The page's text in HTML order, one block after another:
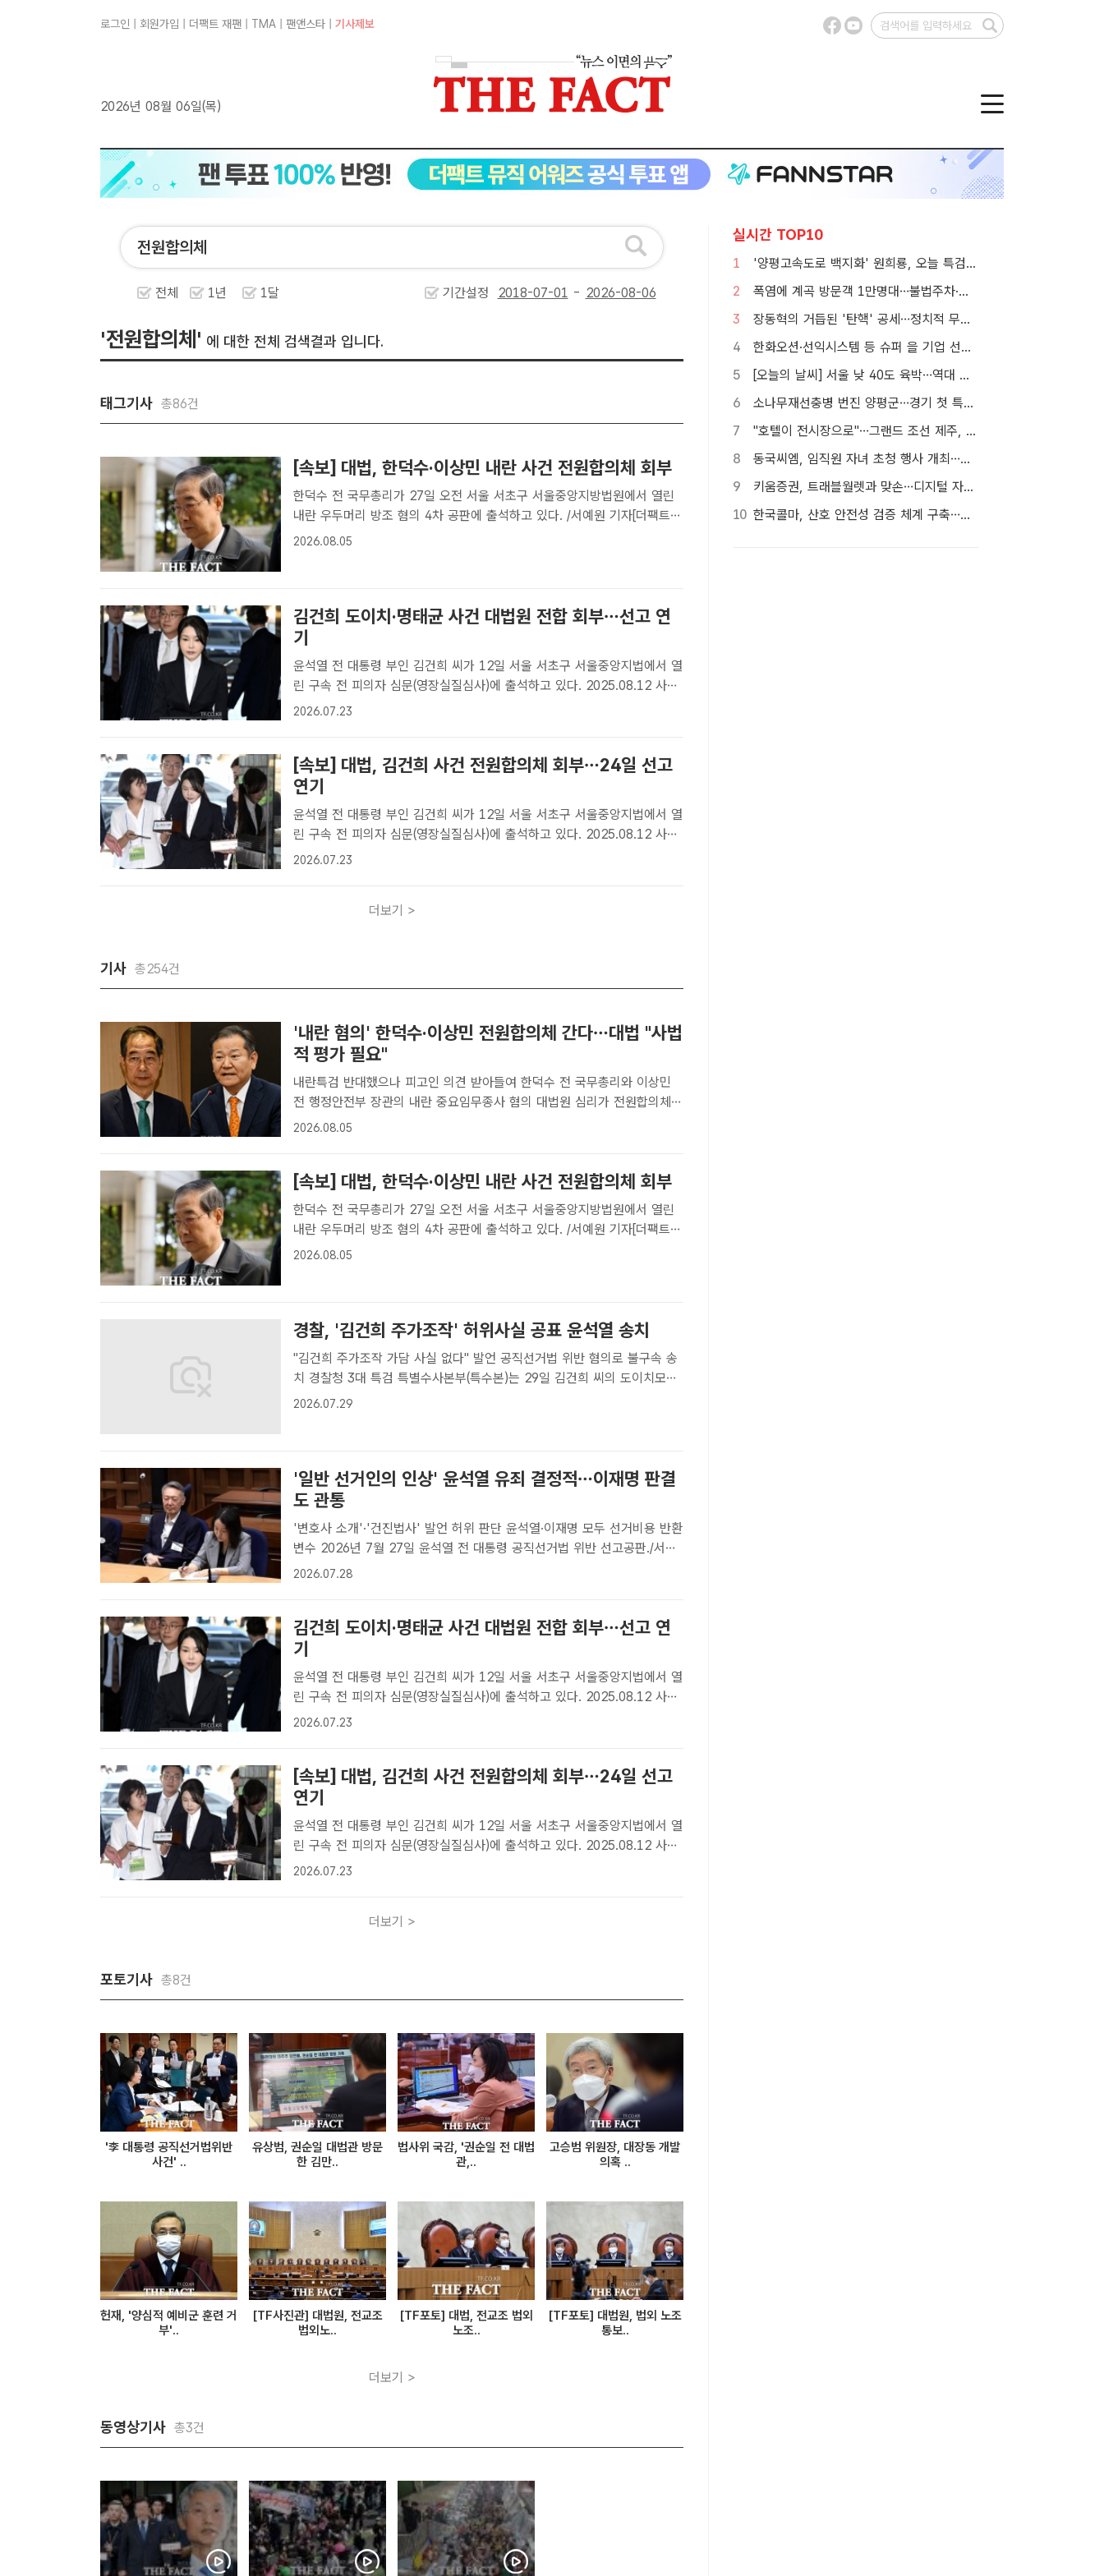
로그인 회원가입 더팩트 재팬 TMA 팬앤스타 기사제보
2026년 08월 06일(목)
전체 1년 1달 기간설정 -
'전원합의체' 에 대한 전체 검색결과 입니다.
태그기사 총86건
[속보] 대법, 한덕수·이상민 내란 사건 전원합의체 회부
한덕수 전 국무총리가 27일 오전 서울 서초구 서울중앙지방법원에서 열린
내란 우두머리 방조 혐의 4차 공판에 출석하고 있다. /서예원 기자[더팩트ㅣ
장우성 기자] 대법원은 내란 중요임무 종사 혐의로 기소된 한덕수 전 국무총
2026.08.05
김건희 도이치·명태균 사건 대법원 전합 회부…선고 연
기
윤석열 전 대통령 부인 김건희 씨가 12일 서울 서초구 서울중앙지법에서 열
린 구속 전 피의자 심문(영장실질심사)에 출석하고 있다. 2025.08.12 사진
공동취재단[더팩트ㅣ장우성 기자] 김건희 여사의 도이치모터스 주가조작·명
2026.07.23
[속보] 대법, 김건희 사건 전원합의체 회부…24일 선고
연기
윤석열 전 대통령 부인 김건희 씨가 12일 서울 서초구 서울중앙지법에서 열
린 구속 전 피의자 심문(영장실질심사)에 출석하고 있다. 2025.08.12 사진
공동취재단[더팩트ㅣ장우성 기자] 대법원은 김건희 여사의 자본시장법 위반
2026.07.23
더보기 >
기사 총254건
'내란 혐의' 한덕수·이상민 전원합의체 간다…대법 "사법
적 평가 필요"
내란특검 반대했으나 피고인 의견 받아들여 한덕수 전 국무총리와 이상민
전 행정안전부 장관의 내란 중요임무종사 혐의 대법원 심리가 전원합의체에
서 심리된다./더팩트DB[더팩트ㅣ설상미 기자] 내란 중요임무 종사 혐의로
2026.08.05
[속보] 대법, 한덕수·이상민 내란 사건 전원합의체 회부
한덕수 전 국무총리가 27일 오전 서울 서초구 서울중앙지방법원에서 열린
내란 우두머리 방조 혐의 4차 공판에 출석하고 있다. /서예원 기자[더팩트ㅣ
장우성 기자] 대법원은 내란 중요임무 종사 혐의로 기소된 한덕수 전 국무총
2026.08.05
경찰, '김건희 주가조작' 허위사실 공표 윤석열 송치
"김건희 주가조작 가담 사실 없다" 발언 공직선거법 위반 혐의로 불구속 송
치 경찰청 3대 특검 특별수사본부(특수본)는 29일 김건희 씨의 도이치모터
스 주가조작 관여 의혹 관련 허위사실을 공표한 윤석열 전 대통령을 공직선
2026.07.29
'일반 선거인의 인상' 윤석열 유죄 결정적…이재명 판결
도 관통
'변호사 소개'·'건진법사' 발언 허위 판단 윤석열·이재명 모두 선거비용 반환
변수 2026년 7월 27일 윤석열 전 대통령 공직선거법 위반 선고공판./서울
중앙지법[더팩트ㅣ설상미 기자] '일반 선거인의 인상'이 윤석열 전 대통령의
2026.07.28
김건희 도이치·명태균 사건 대법원 전합 회부…선고 연
기
윤석열 전 대통령 부인 김건희 씨가 12일 서울 서초구 서울중앙지법에서 열
린 구속 전 피의자 심문(영장실질심사)에 출석하고 있다. 2025.08.12 사진
공동취재단[더팩트ㅣ장우성 기자] 김건희 여사의 도이치모터스 주가조작·명
2026.07.23
[속보] 대법, 김건희 사건 전원합의체 회부…24일 선고
연기
윤석열 전 대통령 부인 김건희 씨가 12일 서울 서초구 서울중앙지법에서 열
린 구속 전 피의자 심문(영장실질심사)에 출석하고 있다. 2025.08.12 사진
공동취재단[더팩트ㅣ장우성 기자] 대법원은 김건희 여사의 자본시장법 위반
2026.07.23
더보기 >
포토기사 총8건
'李 대통령 공직선거법위반
사건' ..
유상범, 권순일 대법관 방문
한 김만..
법사위 국감, '권순일 전 대법
관,..
고승범 위원장, 대장동 개발
의혹 ..
헌재, '양심적 예비군 훈련 거
부'..
[TF사진관] 대법원, 전교조
법외노..
[TF포토] 대법, 전교조 법외
노조..
[TF포토] 대법원, 법외 노조
통보..
더보기 >
동영상기사 총3건
실시간 TOP10
1
'양평고속도로 백지화' 원희룡, 오늘 특검 2차 피의자 조사
2
폭염에 계곡 방문객 1만명대…불법주차·쓰레기는 골치
3
장동혁의 거듭된 '탄핵' 공세…정치적 무게감은 뚝
4
한화오션·선익시스템 등 슈퍼 을 기업 선정…200억원 규모 7년 이상 지원
5
[오늘의 날씨] 서울 낮 40도 육박…역대 최고 39.6도 위협
6
소나무재선충병 번진 양평군…경기 첫 특별방제구역 지정
7
"호텔이 전시장으로"…그랜드 조선 제주, 강임윤 작가 개인전 선봬
8
동국씨엠, 임직원 자녀 초청 행사 개최…생산현장 체험 기회
9
키움증권, 트래블월렛과 맞손…디지털 자산·임베디드 금융 협력
10
한국콜마, 산호 안전성 검증 체계 구축…친환경 선케어 역량 확대